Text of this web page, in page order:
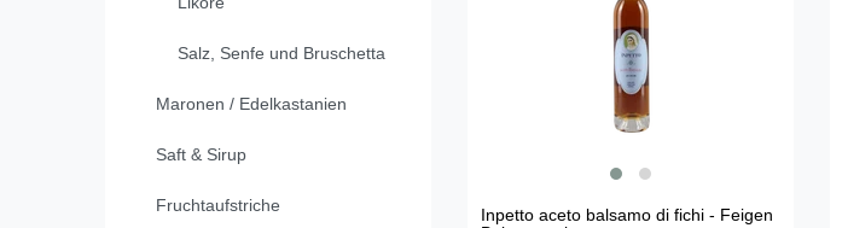
Salz, Senfe und Bruschetta
Maronen / Edelkastanien
Saft & Sirup
Fruchtaufstriche
Inpetto aceto balsamo di fichi - Feigen